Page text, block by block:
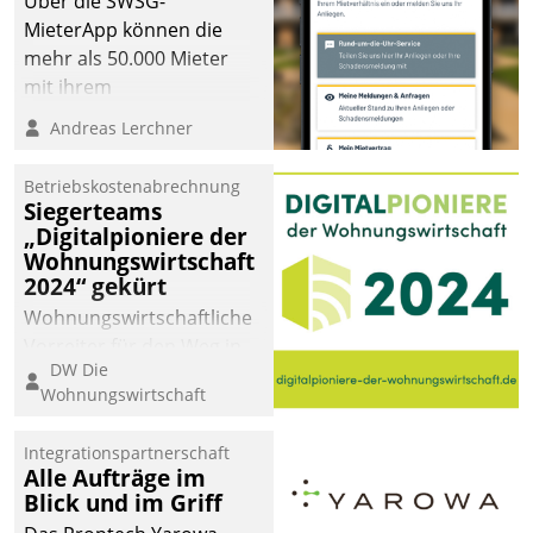
MieterApp können die
mehr als 50.000 Mieter
mit ihrem
Wohnungsunternehmen
kommunizieren, auf dem
einsehen und ändern
oder
Schadensmeldungen
abgeben – rund um die
Uhr.
Andreas Lerchner
Betriebskostenabrechnung
Siegerteams
„Digitalpioniere der
Wohnungswirtschaft
2024“ gekürt
Wohnungswirtschaftliche
eine digitale Zukunft zu
finden, ist das Ziel des
der
Wohnungswirtschaft“.
Bewerben können sich
DW Die
Wohnungswirtschaft
Integrationspartnerschaft
Alle Aufträge im
Blick und im Griff